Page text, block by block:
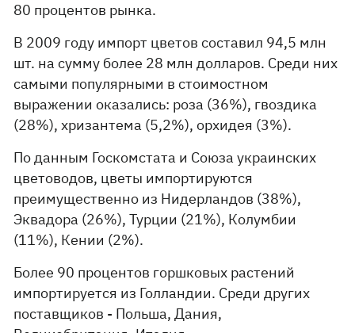
80 процентов рынка.
В 2009 году импорт цветов составил 94,5 млн
шт. на сумму более 28 млн долларов. Среди них
самыми популярными в стоимостном
выражении оказались: роза (36%), гвоздика
(28%), хризантема (5,2%), орхидея (3%).
По данным Госкомстата и Союза украинских
цветоводов, цветы импортируются
преимущественно из Нидерландов (38%),
Эквадора (26%), Турции (21%), Колумбии
(11%), Кении (2%).
Более 90 процентов горшковых растений
импортируется из Голландии. Среди других
поставщиков - Польша, Дания,